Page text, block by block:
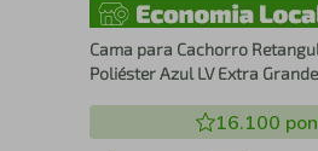
Cama para Cachorro
Poliéster Azul LV Extra
16.100